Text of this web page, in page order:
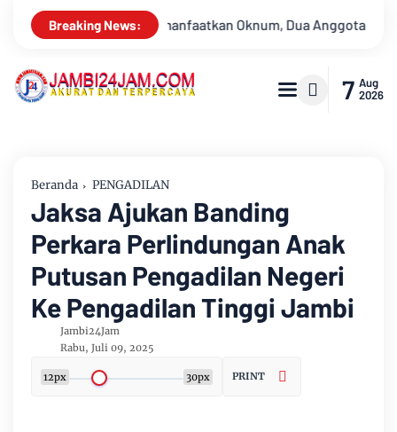
Breaking News:
Polda Jambi Diduga Tipu Calon Bintara dengan Janji
7 Aug
2026
Beranda PENGADILAN
Jaksa Ajukan Banding
Perkara Perlindungan Anak
Putusan Pengadilan Negeri
Ke Pengadilan Tinggi Jambi
Jambi24Jam
Rabu, Juli 09, 2025
12px 30px PRINT